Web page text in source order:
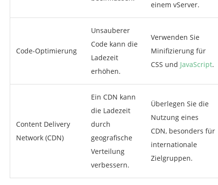
einem vServer.
Code-Optimierung
Unsauberer
Code kann die
Ladezeit
erhöhen.
Verwenden Sie
Minifizierung für
CSS und JavaScript.
Content Delivery
Network (CDN)
Ein CDN kann
die Ladezeit
durch
geografische
Verteilung
verbessern.
Überlegen Sie die
Nutzung eines
CDN, besonders für
internationale
Zielgruppen.